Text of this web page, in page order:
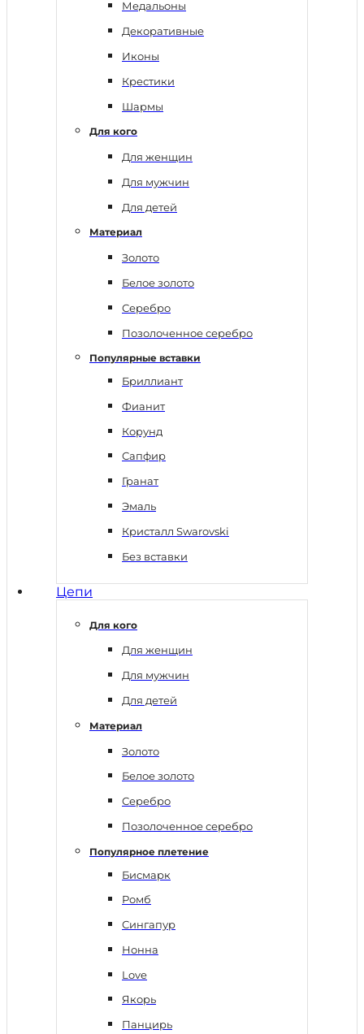
Медальоны
Декоративные
Иконы
Крестики
Шармы
Для кого
Для женщин
Для мужчин
Для детей
Материал
Золото
Белое золото
Серебро
Позолоченное серебро
Популярные вставки
Бриллиант
Фианит
Корунд
Сапфир
Гранат
Эмаль
Кристалл Swarovski
Без вставки
Цепи
Для кого
Для женщин
Для мужчин
Для детей
Материал
Золото
Белое золото
Серебро
Позолоченное серебро
Популярное плетение
Бисмарк
Ромб
Сингапур
Нонна
Love
Якорь
Панцирь